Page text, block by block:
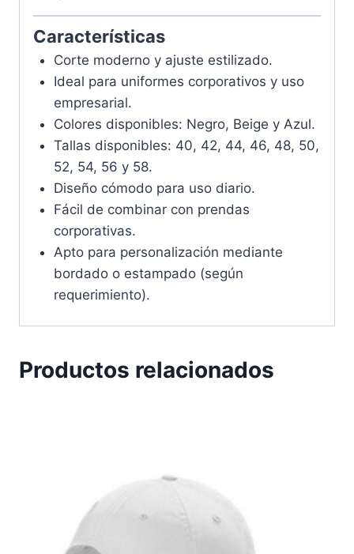
Características
Corte moderno y ajuste estilizado.
Ideal para uniformes corporativos y uso
empresarial.
Colores disponibles: Negro, Beige y Azul.
Tallas disponibles: 40, 42, 44, 46, 48, 50,
52, 54, 56 y 58.
Diseño cómodo para uso diario.
Fácil de combinar con prendas
corporativas.
Apto para personalización mediante
bordado o estampado (según
requerimiento).
Productos relacionados